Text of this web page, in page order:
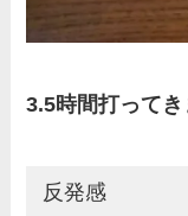
3.5時間打って
反発感